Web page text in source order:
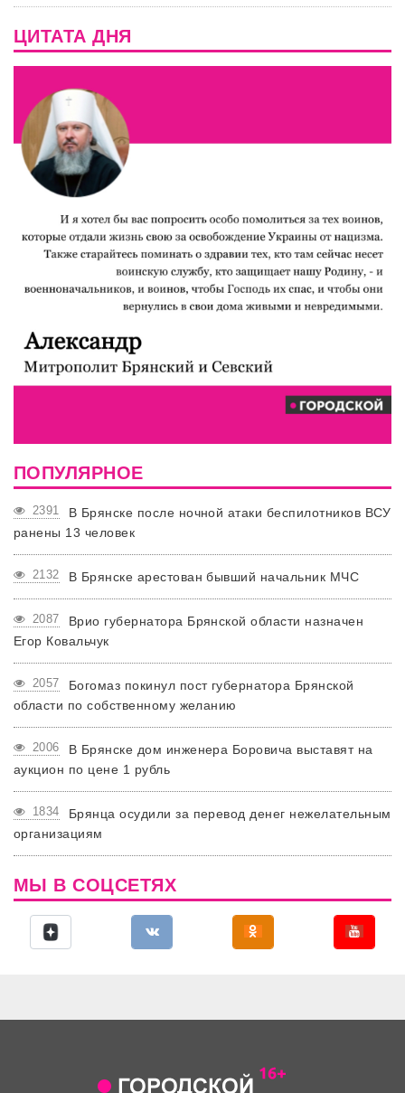
ЦИТАТА ДНЯ
ПОПУЛЯРНОЕ
2391
В Брянске после ночной атаки беспилотников ВСУ
ранены 13 человек
2132 В Брянске арестован бывший начальник МЧС
2087
Врио губернатора Брянской области назначен
Егор Ковальчук
2057
Богомаз покинул пост губернатора Брянской
области по собственному желанию
2006
В Брянске дом инженера Боровича выставят на
аукцион по цене 1 рубль
1834
Брянца осудили за перевод денег нежелательным
организациям
МЫ В СОЦСЕТЯХ